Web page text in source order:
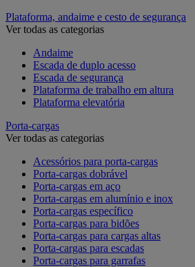
Plataforma, andaime e cesto de segurança
Ver todas as categorias
Andaime
Escada de duplo acesso
Escada de segurança
Plataforma de trabalho em altura
Plataforma elevatória
Porta-cargas
Ver todas as categorias
Acessórios para porta-cargas
Porta-cargas dobrável
Porta-cargas em aço
Porta-cargas em alumínio e inox
Porta-cargas específico
Porta-cargas para bidões
Porta-cargas para cargas altas
Porta-cargas para escadas
Porta-cargas para garrafas